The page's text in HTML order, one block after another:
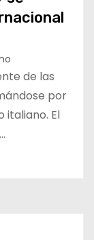
de las
por
italiano. El